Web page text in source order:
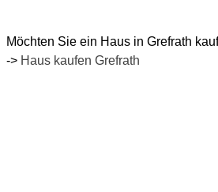
Möchten Sie ein Haus in Grefrath
-> Haus kaufen Grefrath